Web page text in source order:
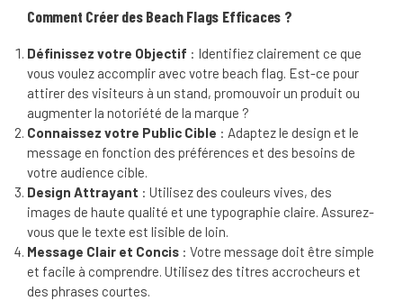
Comment Créer des Beach Flags Efficaces ?
Définissez votre Objectif : Identifiez clairement ce que
vous voulez accomplir avec votre beach flag. Est-ce pour
attirer des visiteurs à un stand, promouvoir un produit ou
augmenter la notoriété de la marque ?
Connaissez votre Public Cible : Adaptez le design et le
message en fonction des préférences et des besoins de
votre audience cible.
Design Attrayant : Utilisez des couleurs vives, des
images de haute qualité et une typographie claire. Assurez-
vous que le texte est lisible de loin.
Message Clair et Concis : Votre message doit être simple
et facile à comprendre. Utilisez des titres accrocheurs et
des phrases courtes.